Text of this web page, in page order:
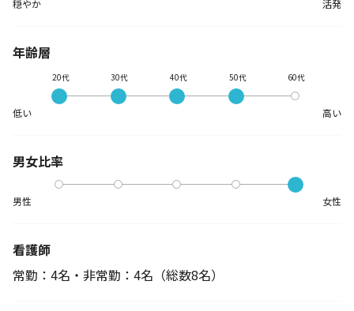
穏やか 活発
年齢層
低い
20代 30代 40代 50代 60代
高い
男女比率
男性 女性
看護師
常勤：4名・非常勤：4名 （総数8名）